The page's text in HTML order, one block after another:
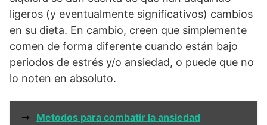
ligeros (y eventualmente significativos) cambios
en su dieta. En cambio, creen que simplemente
comen de forma diferente cuando están bajo
periodos de estrés y/o ansiedad, o puede que no
lo noten en absoluto.
➞ Metodos para combatir la ansiedad